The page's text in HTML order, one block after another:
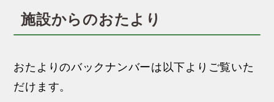
施設からのおたより
おたよりのバックナンバーは以下よりご覧いた
だけます。